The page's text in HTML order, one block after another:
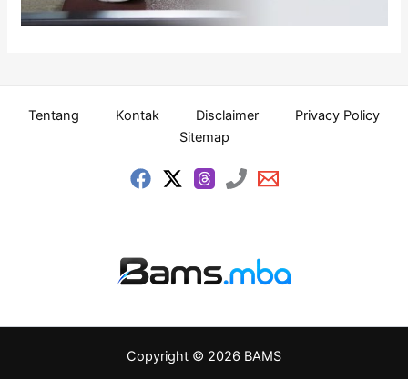
Tentang Kontak Disclaimer
Privacy Policy
Sitemap
Copyright © 2026 BAMS